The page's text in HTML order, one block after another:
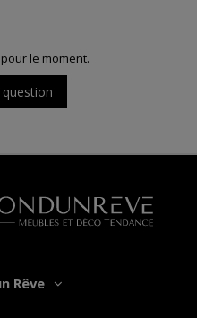
le moment.
Rêve